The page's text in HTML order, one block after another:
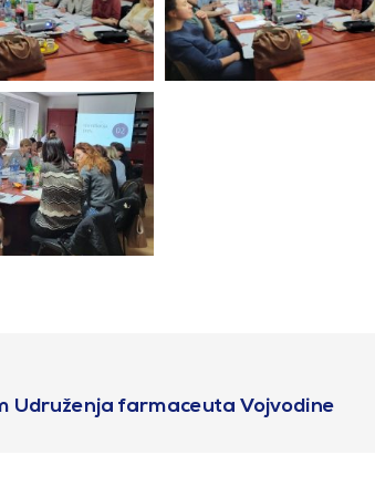
Udruženja farmaceuta Vojvodine